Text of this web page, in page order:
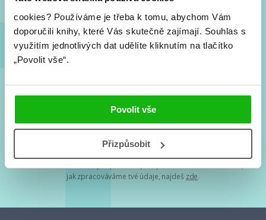
cookies? Používáme je třeba k tomu, abychom Vám
doporučili knihy, které Vás skutečně zajímají. Souhlas s
využitím jednotlivých dat udělíte kliknutím na tlačítko
„Povolit vše“.
Povolit vše
Přizpůsobit
Souhlasím spodmínkami zpracování osobních údajů
Tvá e-mailová adresa je u nás v bezpečí. Přečti si
jak zpracováváme tvé údaje, najdeš zde.